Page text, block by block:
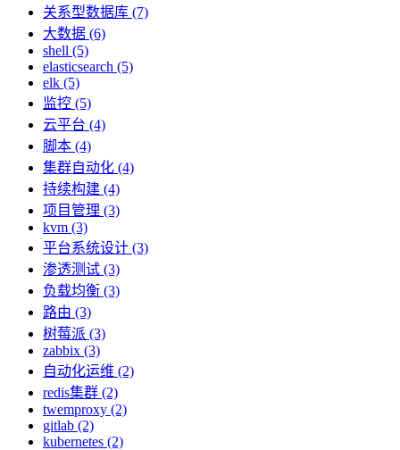
关系型数据库 (7)
大数据 (6)
shell (5)
elasticsearch (5)
elk (5)
监控 (5)
云平台 (4)
脚本 (4)
集群自动化 (4)
持续构建 (4)
项目管理 (3)
kvm (3)
平台系统设计 (3)
渗透测试 (3)
负载均衡 (3)
路由 (3)
树莓派 (3)
zabbix (3)
自动化运维 (2)
redis集群 (2)
twemproxy (2)
gitlab (2)
kubernetes (2)